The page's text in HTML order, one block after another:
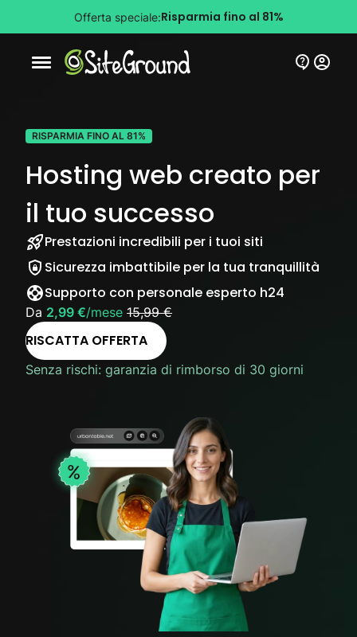
Offerta speciale:Risparmia fino al 81%
Bottone navigazione da mobile
RISPARMIA FINO AL 81%
Hosting web creato per
il tuo successo
Prestazioni incredibili per i tuoi siti
Sicurezza imbattibile per la tua tranquillità
Supporto con personale esperto h24
Da 2,99 €/mese 15,99 €
RISCATTA OFFERTA
Senza rischi: garanzia di rimborso di 30 giorni